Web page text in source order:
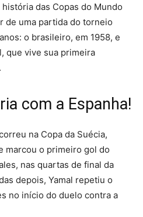
das Copas do Mundo
de uma partida do torneio
o brasileiro, em 1958, e
que vive sua primeira
com a Espanha!
na Copa da Suécia,
marcou o primeiro gol do
nas quartas de final da
depois, Yamal repetiu o
no início do duelo contra a